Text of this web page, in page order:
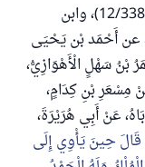
هذا الخبر رواه ابن حبان في "صحيحه" (12/338)، وابن
في "عمل اليوم والليلة" (ص 339)، عن أَحْمَد بْن يَحْيَى
بْنُ سَهْلٍ الْأَهْوَازِيُّ،
مِسْعَرِ بْنِ كِدَامٍ،
عَنْ أَبِي هُرَيْرَةَ،
حِينَ يَأْوِي إِلَى